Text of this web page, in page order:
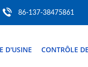
86-137-38475861
D'USINE CONTRÔLE